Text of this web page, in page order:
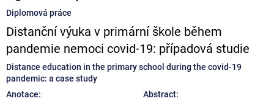
Diplomová práce
Distanční výuka v primární škole během
pandemie nemoci covid-19: případová studie
Distance education in the primary school during the covid-19
pandemic: a case study
Anotace:
Abstract: